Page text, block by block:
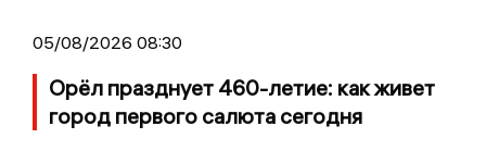
05/08/2026 08:30
Орёл празднует 460-летие: как живет
город первого салюта сегодня